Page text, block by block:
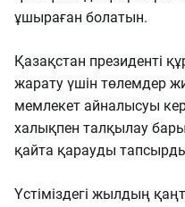
ұшыраған болатын.
Қазақстан президенті
жарату үшін төлемдер
мемлекет айналысуы
халықпен талқылау
қайта қарауды
Үстіміздегі жылдың